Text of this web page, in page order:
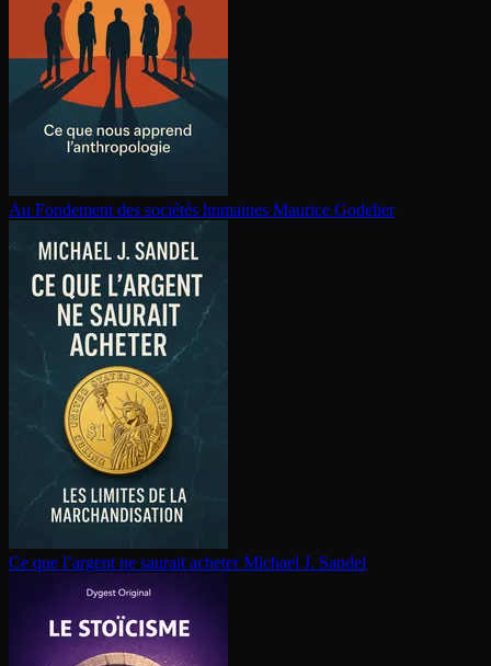
Au Fondement des sociétés humaines Maurice Godelier
Ce que l’argent ne saurait acheter Michael J. Sandel